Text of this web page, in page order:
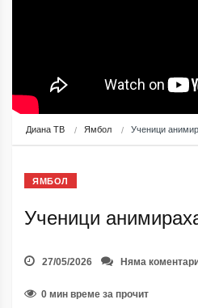
Диана ТВ Ямбол Ученици
ЯМБОЛ
Ученици
27/05/2026 Няма
0 мин време за прочит